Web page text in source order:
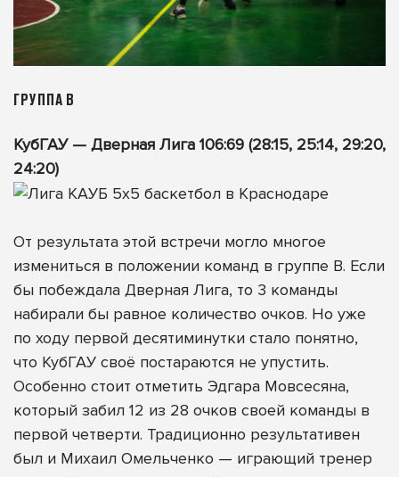
ГРУППА B
КубГАУ — Дверная Лига 106:69 (28:15, 25:14, 29:20,
24:20)
От результата этой встречи могло многое
измениться в положении команд в группе B. Если
бы побеждала Дверная Лига, то 3 команды
набирали бы равное количество очков. Но уже
по ходу первой десятиминутки стало понятно,
что КубГАУ своё постараются не упустить.
Особенно стоит отметить Эдгара Мовсесяна,
который забил 12 из 28 очков своей команды в
первой четверти. Традиционно результативен
был и Михаил Омельченко — играющий тренер